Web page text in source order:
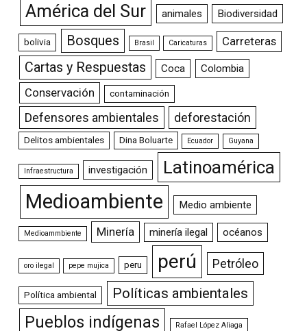
América del Sur animales Biodiversidad
bolivia Bosques Brasil Caricaturas Carreteras
Cartas y Respuestas Coca Colombia
Conservación contaminación
Defensores ambientales deforestación
Delitos ambientales Dina Boluarte Ecuador Guyana
Infraestructura investigación Latinoamérica
Medioambiente Medio ambiente
Medioammbiente Minería minería ilegal océanos
oro ilegal pepe mujica peru perú Petróleo
Política ambiental Políticas ambientales
Pueblos indígenas Rafael López Aliaga